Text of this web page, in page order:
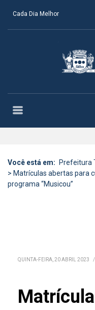
Cada Dia Melhor
Você está em: Prefeitura
> Matrículas abertas para
programa “Musicou”
QUINTA-FEIRA, 20 ABRIL 2023 /